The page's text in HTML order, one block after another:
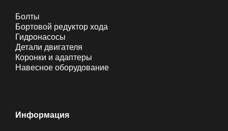
Болты
Бортовой редуктор хода
Гидронасосы
Детали двигателя
Коронки и адаптеры
Навесное оборудование
Информация